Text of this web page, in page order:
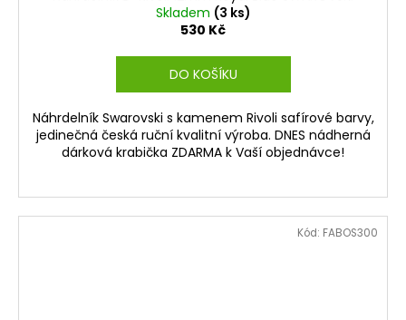
Skladem (3 ks)
530 Kč
DO KOŠÍKU
Náhrdelník Swarovski s kamenem Rivoli safírové barvy,
jedinečná česká ruční kvalitní výroba. DNES nádherná
dárková krabička ZDARMA k Vaší objednávce!
Kód: FABOS300